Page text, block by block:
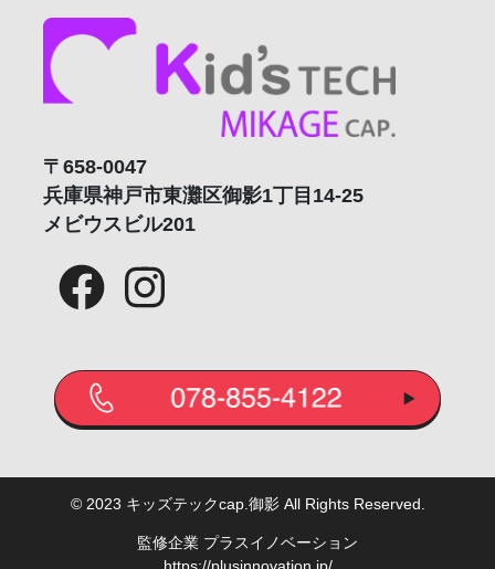
問い合せの内容により必要な書類提出や質問へのご回答をお願いする
[任意性について]
お問い合わせフォームの各項目への入力は任意となります。
ただし、ご入力いただけなかった場合、対応に支障が出ることがござ
いますので、予めご了承ください。
[個人情報の取り扱いについてのお問い合わせ先]
担当：個人情報相談窓口
当問い合わせフォーム: （受付時間：24時間・翌営業日対応）
〒658-0047
兵庫県神戸市東灘区御影1丁目14-25
メビウスビル201
© 2023 キッズテックcap.御影 All Rights Reserved.
監修企業 プラスイノベーション